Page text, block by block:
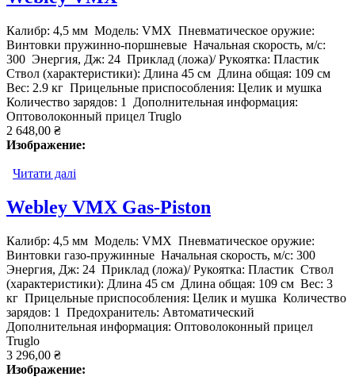
Калибр: 4,5 мм Модель: VMX Пневматическое оружие:
Винтовки пружинно-поршневые Начальная скорость, м/с:
300 Энергия, Дж: 24 Приклад (ложа)/ Рукоятка: Пластик
Ствол (характеристики): Длина 45 см Длина общая: 109 см
Вес: 2.9 кг Прицельные приспособления: Целик и мушка
Количество зарядов: 1 Дополнительная информация:
Оптоволоконный прицел Truglo
2 648,00 ₴
Изображение:
Читати далі
Webley VMX Gas-Piston
Калибр: 4,5 мм Модель: VMX Пневматическое оружие:
Винтовки газо-пружинные Начальная скорость, м/с: 300
Энергия, Дж: 24 Приклад (ложа)/ Рукоятка: Пластик Ствол
(характеристики): Длина 45 см Длина общая: 109 см Вес: 3
кг Прицельные приспособления: Целик и мушка Количество
зарядов: 1 Предохранитель: Автоматический
Дополнительная информация: Оптоволоконный прицел
Truglo
3 296,00 ₴
Изображение: